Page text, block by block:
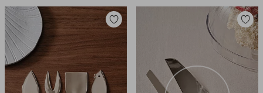
Dodaj
Dodaj
do